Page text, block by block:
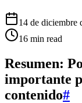
14 de diciembre
16 min read
Resumen:
importante
contenido#